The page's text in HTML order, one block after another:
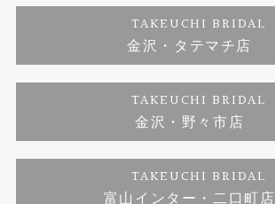
婚約ネックレス
ダイヤモンド
ジュエリーリフォーム
プロポーズサポート
ブランドリスト
福井指輪工房｜手作りペアリング
福井指輪工房｜手作り結婚指輪 and 婚約指輪
お客様の声
プライバシーポリシー
TAKEUCHI BRIDAL
金沢・タテマチ店
TAKEUCHI BRIDAL
金沢・野々市店
TAKEUCHI BRIDAL
富山インター・二口町店